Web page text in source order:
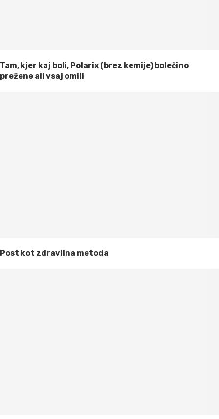
Tam, kjer kaj boli, Polarix (brez kemije) bolečino
prežene ali vsaj omili
Post kot zdravilna metoda